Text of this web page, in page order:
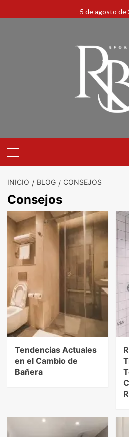
5 de agosto de
INICIO BLOG CONSEJOS
Consejos
Tendencias Actuales
en el Cambio de
Bañera